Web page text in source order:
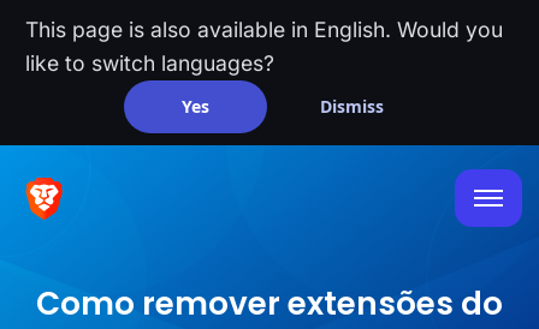
This page is also available in English. Would you
like to switch languages?
Yes Dismiss
Como remover extensões do